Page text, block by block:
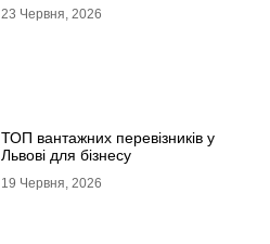
23 Червня, 2026
ТОП вантажних перевізників у
Львові для бізнесу
19 Червня, 2026